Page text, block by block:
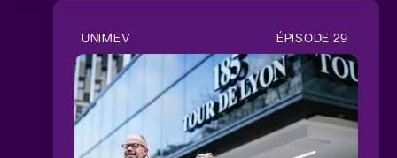
UNIMEV ÉPISODE 29